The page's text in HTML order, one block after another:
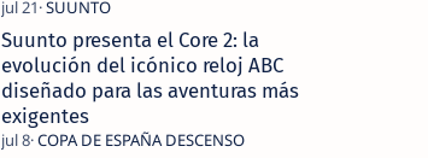
Suunto presenta el Core 2: la
evolución del icónico reloj ABC
diseñado para las aventuras más
exigentes